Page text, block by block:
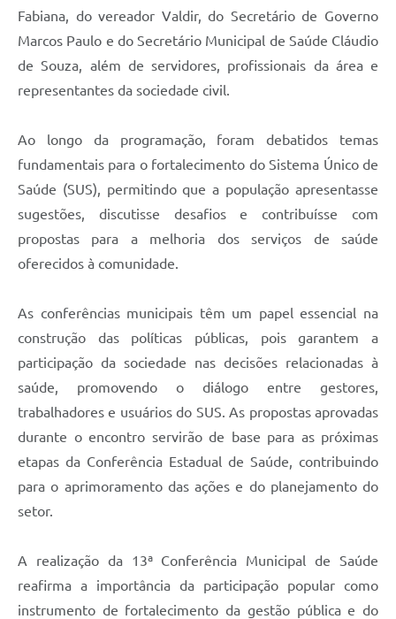
Fabiana, do vereador Valdir, do Secretário de Governo
Marcos Paulo e do Secretário Municipal de Saúde Cláudio
de Souza, além de servidores, profissionais da área e
representantes da sociedade civil.
Ao longo da programação, foram debatidos temas
fundamentais para o fortalecimento do Sistema Único de
Saúde (SUS), permitindo que a população apresentasse
sugestões, discutisse desafios e contribuísse com
propostas para a melhoria dos serviços de saúde
oferecidos à comunidade.
As conferências municipais têm um papel essencial na
construção das políticas públicas, pois garantem a
participação da sociedade nas decisões relacionadas à
saúde, promovendo o diálogo entre gestores,
trabalhadores e usuários do SUS. As propostas aprovadas
durante o encontro servirão de base para as próximas
etapas da Conferência Estadual de Saúde, contribuindo
para o aprimoramento das ações e do planejamento do
setor.
A realização da 13ª Conferência Municipal de Saúde
reafirma a importância da participação popular como
instrumento de fortalecimento da gestão pública e do